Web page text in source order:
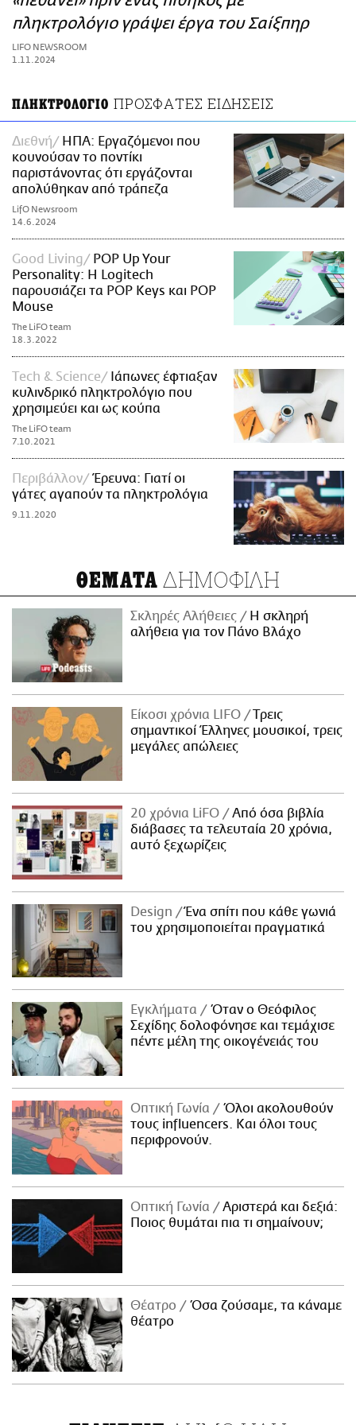
ΑΜΠΑ
PRINT
πληκτρολόγιο γράψει έργα του Σαίξπηρ
LIFO NEWSROOM
1.11.2024
ΠΛΗΚΤΡΟΛΟΓΙΟ ΠΡΟΣΦΑΤΕΣ ΕΙΔΗΣΕΙΣ
Διεθνή
ΗΠΑ: Εργαζόμενοι που
κουνούσαν το ποντίκι
παριστάνοντας ότι εργάζονται
απολύθηκαν από τράπεζα
LifO Newsroom
14.6.2024
Good Living
POP Up Your
Personality: Η Logitech
παρουσιάζει τα POP Keys και POP
Mouse
The LiFO team
18.3.2022
Τech & Science
Ιάπωνες έφτιαξαν
κυλινδρικό πληκτρολόγιο που
χρησιμεύει και ως κούπα
The LiFO team
7.10.2021
Περιβάλλον
Έρευνα: Γιατί οι
γάτες αγαπούν τα πληκτρολόγια
9.11.2020
ΘΕΜΑΤΑ ΔΗΜΟΦΙΛΗ
Σκληρές Αλήθειες
H σκληρή
αλήθεια για τον Πάνο Βλάχο
Είκοσι χρόνια LIFO
Tρεις
σημαντικοί Έλληνες μουσικοί, τρεις
μεγάλες απώλειες
20 χρόνια LiFO
Από όσα βιβλία
διάβασες τα τελευταία 20 χρόνια,
αυτό ξεχωρίζεις
Design
Ένα σπίτι που κάθε γωνιά
του χρησιμοποιείται πραγματικά
Εγκλήματα
Όταν ο Θεόφιλος
Σεχίδης δολοφόνησε και τεμάχισε
πέντε μέλη της οικογένειάς του
Οπτική Γωνία
Όλοι ακολουθούν
τους influencers. Και όλοι τους
περιφρονούν.
Οπτική Γωνία
Αριστερά και δεξιά:
Ποιος θυμάται πια τι σημαίνουν;
Θέατρο
Όσα ζούσαμε, τα κάναμε
θέατρο